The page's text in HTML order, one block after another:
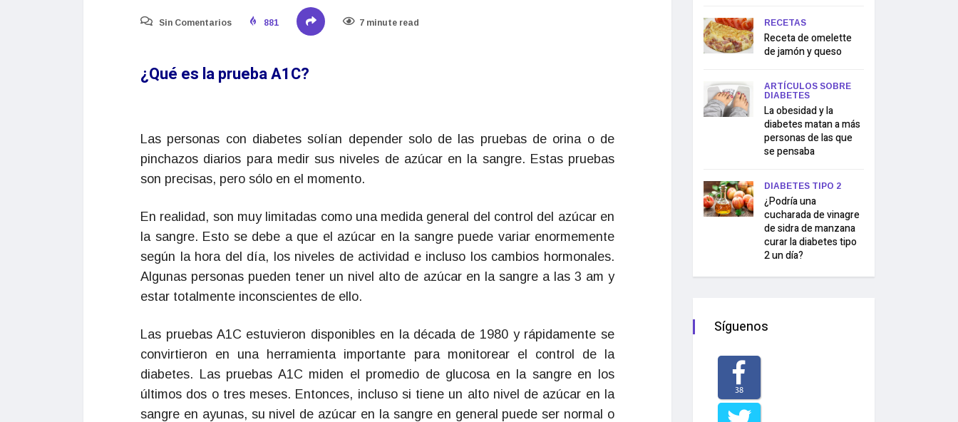
Sin Comentarios 881 7 minute read
¿Qué es la prueba A1C?
Las personas con diabetes solían depender solo de las pruebas de orina o de
pinchazos diarios para medir sus niveles de azúcar en la sangre. Estas pruebas
son precisas, pero sólo en el momento.
En realidad, son muy limitadas como una medida general del control del azúcar en
la sangre. Esto se debe a que el azúcar en la sangre puede variar enormemente
según la hora del día, los niveles de actividad e incluso los cambios hormonales.
Algunas personas pueden tener un nivel alto de azúcar en la sangre a las 3 am y
estar totalmente inconscientes de ello.
Las pruebas A1C estuvieron disponibles en la década de 1980 y rápidamente se
convirtieron en una herramienta importante para monitorear el control de la
diabetes. Las pruebas A1C miden el promedio de glucosa en la sangre en los
últimos dos o tres meses. Entonces, incluso si tiene un alto nivel de azúcar en la
sangre en ayunas, su nivel de azúcar en la sangre en general puede ser normal o
RECETAS
Receta de omelette
de jamón y queso
ARTÍCULOS SOBRE
DIABETES
La obesidad y la
diabetes matan a más
personas de las que
se pensaba
DIABETES TIPO 2
¿Podría una
cucharada de vinagre
de sidra de manzana
curar la diabetes tipo
2 un día?
Síguenos
38